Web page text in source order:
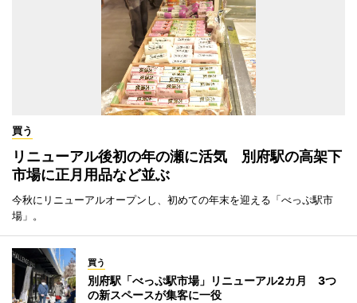
買う
リニューアル後初の年の瀬に活気 別府駅の高架下
市場に正月用品など並ぶ
今秋にリニューアルオープンし、初めての年末を迎える「べっぷ駅市
場」。
買う
別府駅「べっぷ駅市場」リニューアル2カ月 3つ
の新スペースが集客に一役